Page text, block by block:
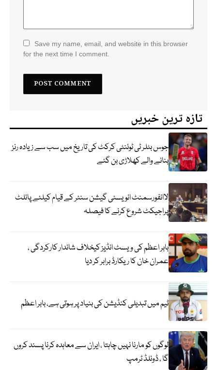
Save my name, email, and website in this browser
for the next time I comment.
تازہ ترین خبریں
جوس بٹلر ٹی ٹوئنٹی کرکٹ کی تاریخ میں سب سے زیادہ رنز
بنانے والے کھلاڑی بن گئے
لاانفورسمنٹ انویسٹی گیشن سنٹر کے قیام کیلئے پائلٹ
پراجیکٹ شروع کرنے کا فیصلہ
بابر اعظم کی ویسٹ انڈیز کیخلاف شاندار کارکردگی ،
عمران خان کا ریکارڈ برابر کر دیا
ٹیم میں تبدیلی کنڈیشن کی بنیاد پر ہوتی ہے، بابر اعظم
لوگوں کو مارنا نہیں چاہتا ، ایران سے معاہدہ کرنا پسند کروں
گا ، ڈونلڈ ٹرمپ